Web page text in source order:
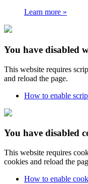
Learn more »
You have disabled
This website requires
and reload the page.
How to enable
You have disabled
This website requires
cookies and reload the
How to enable